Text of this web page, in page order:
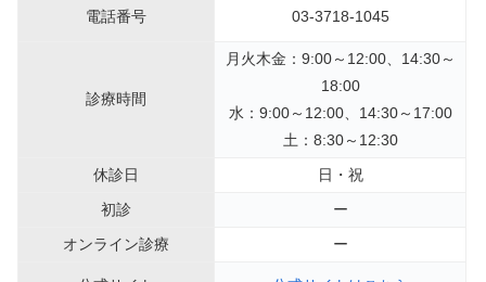
電話番号 03-3718-1045
診療時間
月火木金：9:00～12:00、14:30～
18:00
水：9:00～12:00、14:30～17:00
土：8:30～12:30
休診日
日・祝
初診
ー
オンライン診療
ー